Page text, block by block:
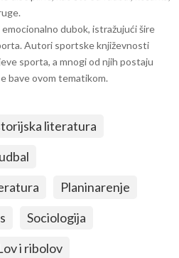
dubok, istražujući šire
Autori sportske književnosti
sporta, a mnogi od njih postaju
bave ovom tematikom.
literatura
Planinarenje
Sociologija
i ribolov